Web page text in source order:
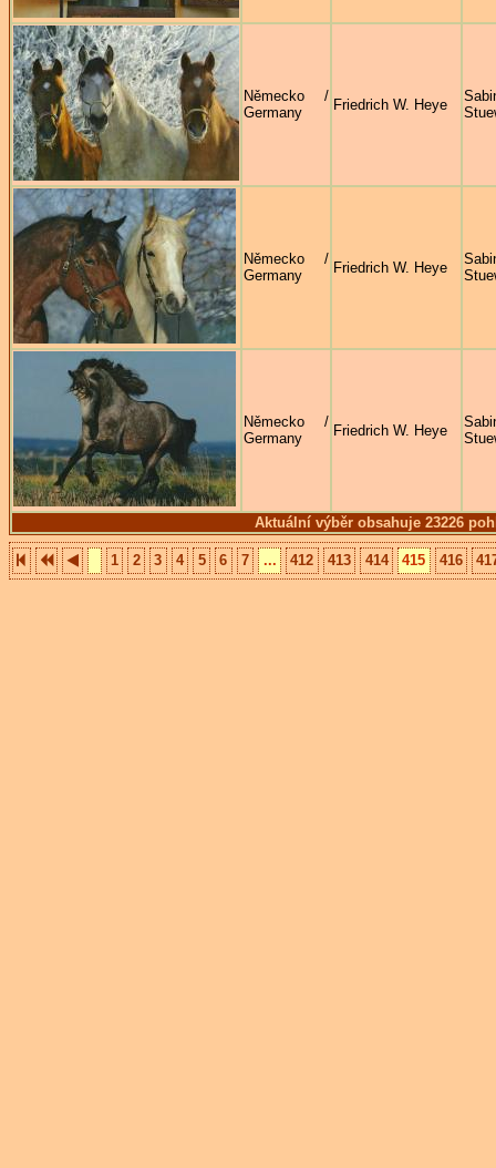
Aktuální výběr obsahuje 23226
Německo /
Germany
Friedrich W. Heye
Německo /
Germany
Friedrich W. Heye
Německo /
Germany
Friedrich W. Heye
1 2 3 4 5 6 7 ... 412 413 414 415 416